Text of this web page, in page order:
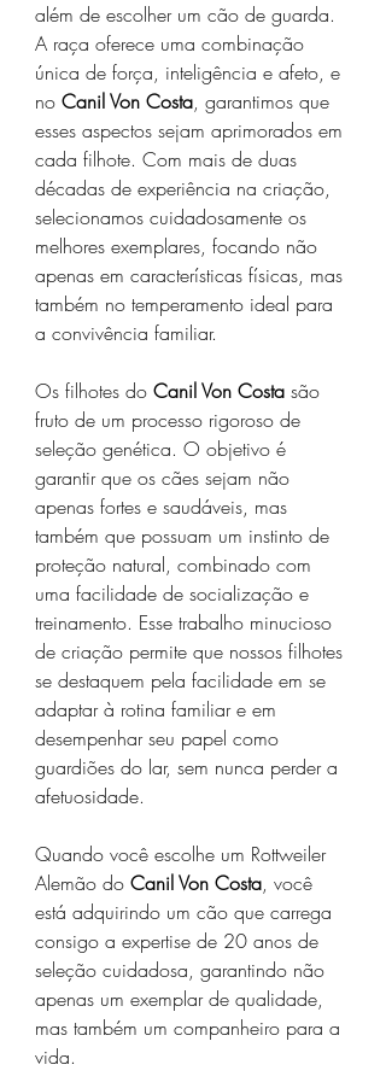
além de escolher um cão de guarda.
A raça oferece uma combinação
única de força, inteligência e afeto, e
no Canil Von Costa, garantimos que
esses aspectos sejam aprimorados em
cada filhote. Com mais de duas
décadas de experiência na criação,
selecionamos cuidadosamente os
melhores exemplares, focando não
apenas em características físicas, mas
também no temperamento ideal para
a convivência familiar.
Os filhotes do Canil Von Costa são
fruto de um processo rigoroso de
seleção genética. O objetivo é
garantir que os cães sejam não
apenas fortes e saudáveis, mas
também que possuam um instinto de
proteção natural, combinado com
uma facilidade de socialização e
treinamento. Esse trabalho minucioso
de criação permite que nossos filhotes
se destaquem pela facilidade em se
adaptar à rotina familiar e em
desempenhar seu papel como
guardiões do lar, sem nunca perder a
afetuosidade.
Quando você escolhe um Rottweiler
Alemão do Canil Von Costa, você
está adquirindo um cão que carrega
consigo a expertise de 20 anos de
seleção cuidadosa, garantindo não
apenas um exemplar de qualidade,
mas também um companheiro para a
vida.